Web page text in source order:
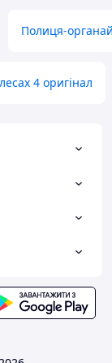
Полиця-
4 оригінал